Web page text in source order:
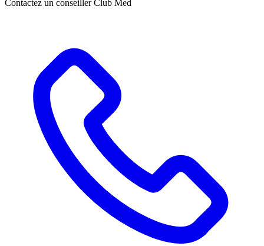
Contactez un conseiller Club Med